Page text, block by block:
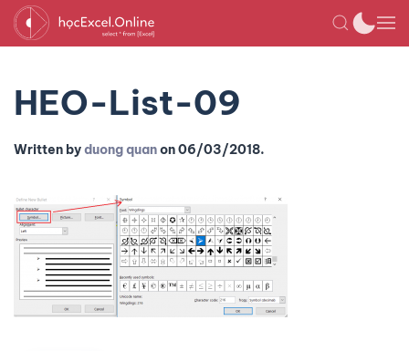
HEO-List-09
Written byduong quanon06/03/2018.